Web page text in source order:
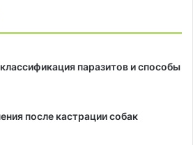
паразитов и способы
после кастрации собак